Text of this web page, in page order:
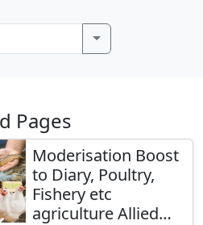
Pages
Moderisation Boost
to Diary, Poultry,
Fishery etc
agriculture Allied